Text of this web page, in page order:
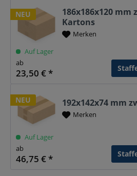
NEU
186x186x120 mm
Kartons
Merken
Auf Lager
ab
23,50 € *
NEU 192x142x74 mm
Merken
Auf Lager
ab
46,75 € *